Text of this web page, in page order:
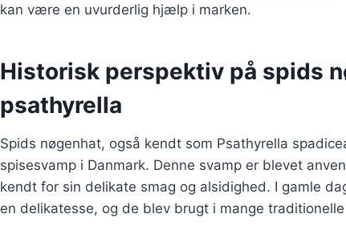
kan være en uvurderlig hjælp i marken.
Historisk perspektiv på spids
psathyrella
Spids nøgenhat, også kendt som Psathyrella
spisesvamp i Danmark. Denne svamp er blevet
kendt for sin delikate smag og alsidighed. I gamle
en delikatesse, og de blev brugt i mange